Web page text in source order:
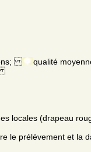
qualité
locales (drapeau
le prélèvement et la